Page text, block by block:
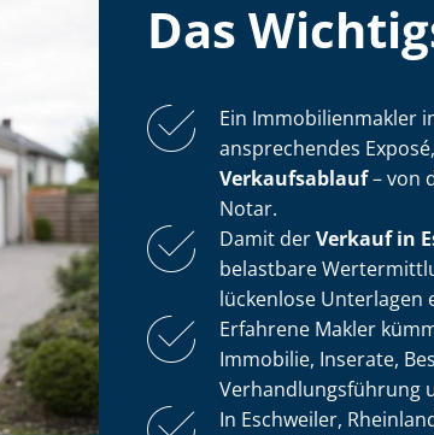
Das
Ein Im­mo­bi­li­en­mak­ler
ansprechendes
Verkaufsablauf– von
Notar.
Damit derVerkauf in
belastbare
lückenlose Unterlagen
Erfahrene Makler
Immobilie, Inserate,
Ver­hand­lungs­füh­rung
In Eschweiler,